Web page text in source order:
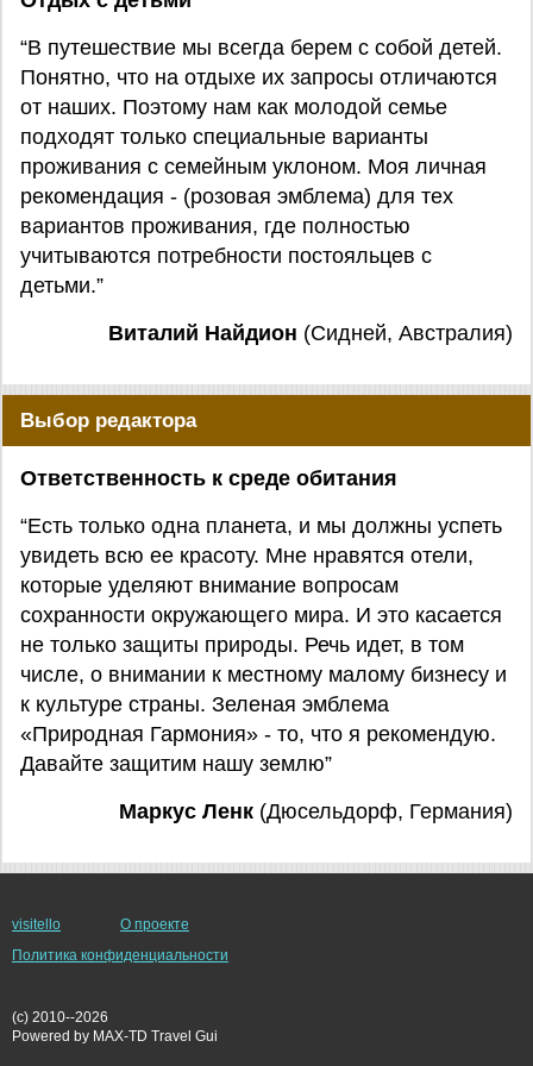
“В путешествие мы всегда берем с собой детей.
Понятно, что на отдыхе их запросы отличаются
от наших. Поэтому нам как молодой семье
подходят только специальные варианты
проживания с семейным уклоном. Моя личная
рекомендация - (розовая эмблема) для тех
вариантов проживания, где полностью
учитываются потребности постояльцев с
детьми.”
Виталий Найдион (Сидней, Австралия)
Выбор редактора
Ответственность к среде обитания
“Есть только одна планета, и мы должны успеть
увидеть всю ее красоту. Мне нравятся отели,
которые уделяют внимание вопросам
сохранности окружающего мира. И это касается
не только защиты природы. Речь идет, в том
числе, о внимании к местному малому бизнесу и
к культуре страны. Зеленая эмблема
«Природная Гармония» - то, что я рекомендую.
Давайте защитим нашу землю”
Маркус Ленк (Дюсельдорф, Германия)
visitello
О проекте
Политика конфиденциальности
(c) 2010--2026
Powered by MAX-TD Travel Gui